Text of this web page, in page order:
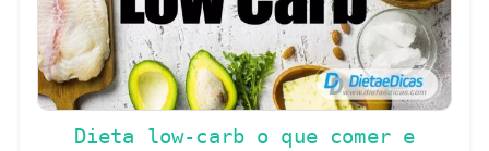
Dieta low-carb o que comer e